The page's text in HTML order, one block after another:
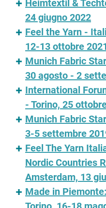
Heimtextil &
24 giugno 2022
Feel the Yarn -
12-13 ottobre 2021
Munich Fabric
30 agosto - 2
International
- Torino, 25
Munich Fabric
3-5 settembre
Feel The Yarn
Nordic Countries
Amsterdam, 13
Made in